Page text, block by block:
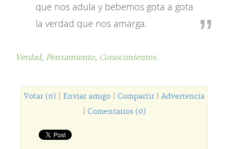
que nos adula y bebemos gota a gota
la verdad que nos amarga.
Verdad, Pensamiento, Conocimientos.
Votar (0) Enviar amigo| Compartir| Advertencia
Comentarios (0)